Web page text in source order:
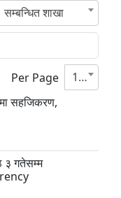
सम्बन्धित शाखा
Per Page
10
सहजिकरण,
३ गतेसम्म